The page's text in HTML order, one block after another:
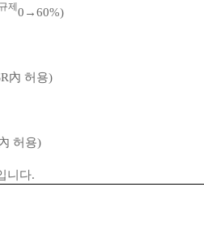
제 0→60%)
內 허용)
허용)
니다.